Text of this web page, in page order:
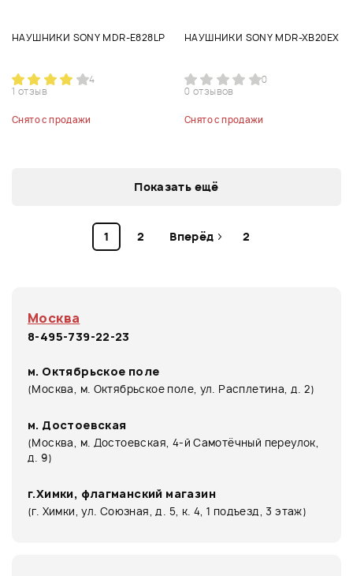
НАУШНИКИ SONY MDR-E828LP
4
1 отзыв
Снято с продажи
НАУШНИКИ SONY MDR-XB20EX
0
0 отзывов
Снято с продажи
Показать ещё
1 2 Вперёд 2
Москва
8-495-739-22-23
м. Октябрьское поле
(Москва, м. Октябрьское поле, ул. Расплетина, д. 2)
м. Достоевская
(Москва, м. Достоевская, 4-й Самотёчный переулок,
д. 9)
г.Химки, флагманский магазин
(г. Химки, ул. Союзная, д. 5, к. 4, 1 подъезд, 3 этаж)